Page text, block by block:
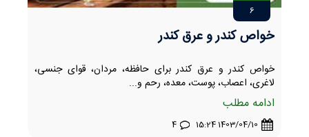
6
خواص کندر و عرق کندر
خواص کندر و عرق کندر برای حافظه، مردان، قوای جنسی،
لاغری، اعصاب، پوست، معده، رحم و...
ادامه مطلب
1403/04/10 15:24
4